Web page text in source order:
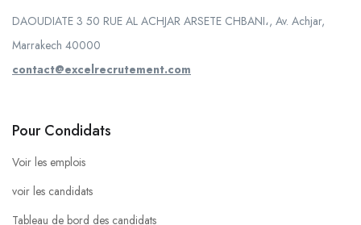
DAOUDIATE 3 50 RUE AL ACHJAR ARSETE CHBANI،, Av. Achjar,
Marrakech 40000
contact@excelrecrutement.com
Pour Condidats
Voir les emplois
voir les candidats
Tableau de bord des candidats